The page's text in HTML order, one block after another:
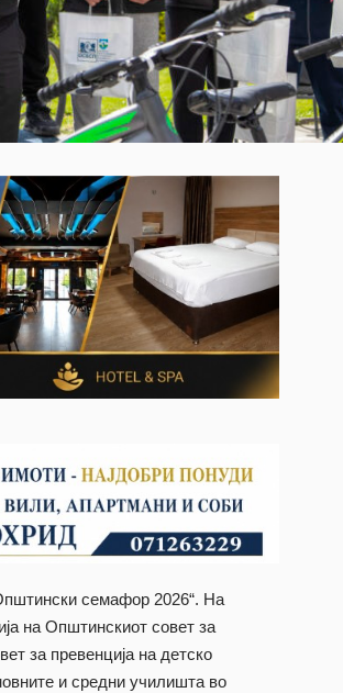
семафор 2026“. На
на Општинскиот совет за
за превенција на детско
и средни училишта во